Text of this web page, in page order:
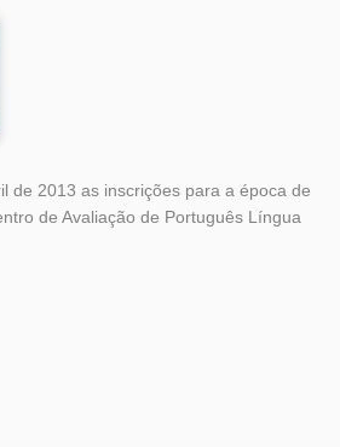
de 2013 as inscrições para a época de
de Avaliação de Português Língua